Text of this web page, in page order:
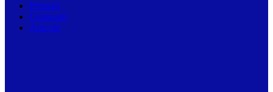
Primarii
Companii
Articole